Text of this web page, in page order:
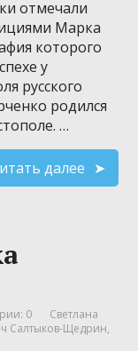
отмечали
Марка
которого
у
русского
родился
…
далее
0
Светлана
Салтыков-Щедрин,